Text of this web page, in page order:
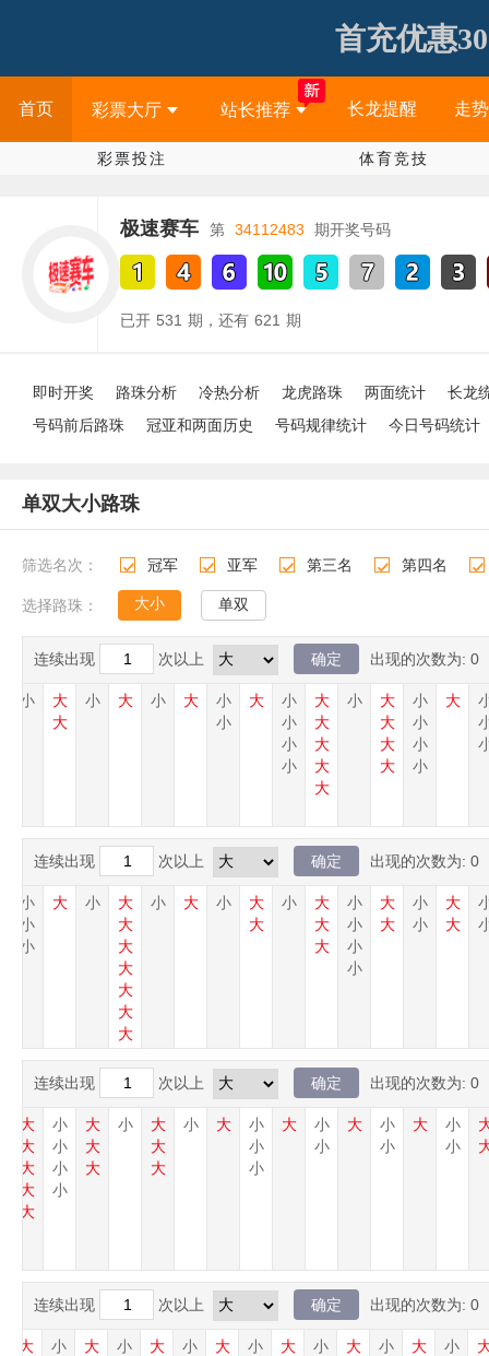
首充优惠
首页 彩票大厅 站长推荐 长龙提醒 走
彩票投注 体育竞技
极速赛车 第 34112483 期开奖号码
已开 531 期，还有 621 期
即时开奖 路珠分析 冷热分析 龙虎路珠 两面统计
长龙
号码前后路珠
冠亚和两面历史 号码规律统计 今日号码统计
单双大小路珠
筛选名次：
1
冠军
2
亚军
第三名
第四名
选择路珠：
大小 单双
连续出现 次以上 出现的次数为: 0
大
小
小
小
小
大
大
大
大
小
大
大
大
大
大
小
小
小
小
大
小
小
大
小
大
小
大
大
小
连续出现 次以上 出现的次数为: 0
大
大
小
小
大
大
小
小
小
小
大
大
大
小
大
大
小
大
小
大
大
大
大
大
大
大
小
大
小
小
小
连续出现 次以上 出现的次数为: 0
小
小
大
小
小
大
小
小
大
小
小
小
大
小
大
大
大
小
大
大
大
小
小
小
小
大
大
大
大
大
连续出现 次以上 出现的次数为: 0
小
大
小
大
小
大
小
大
小
大
小
大
小
大